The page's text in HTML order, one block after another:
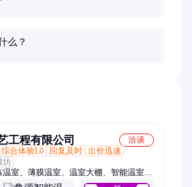
么？
工程有限公司
洽谈
综合体验L0 回复及时 出价迅速
坊
室、薄膜温室、温室大棚、智能温室、
、温室工程